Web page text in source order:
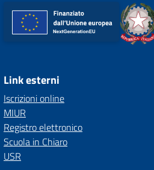
Link esterni
Iscrizioni online
MIUR
Registro elettronico
Scuola in Chiaro
USR